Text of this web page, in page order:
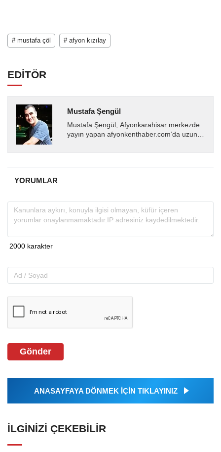
# mustafa çöl # afyon kızılay
EDİTÖR
Mustafa Şengül
Mustafa Şengül, Afyonkarahisar merkezde
yayın yapan afyonkenthaber.com’da uzun
almakta, haber akışı...
YORUMLAR
Gönder
ANASAYFAYA DÖNMEK İÇİN TIKLAYINIZ
İLGINIZI ÇEKEBILIR